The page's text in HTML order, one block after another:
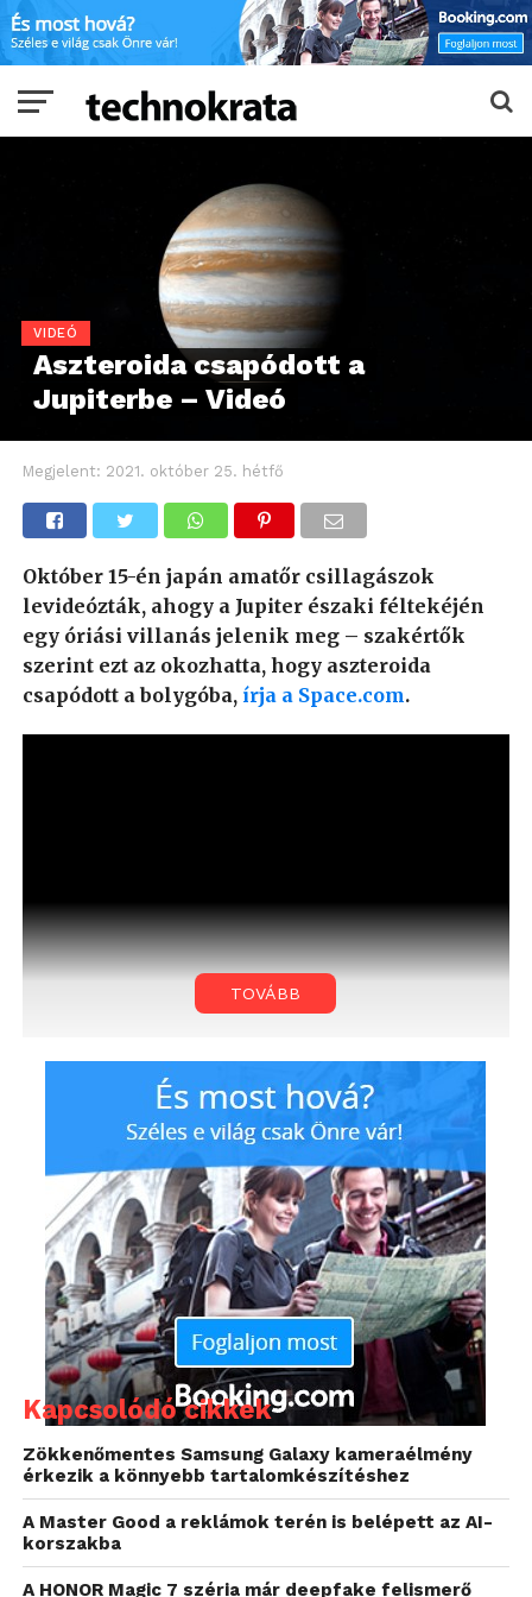
VIDEÓ
Aszteroida csapódott a
Jupiterbe – Videó
Megjelent: 2021. október 25. hétfő
Október 15-én japán amatőr csillagászok
levideózták, ahogy a Jupiter északi féltekéjén
egy óriási villanás jelenik meg – szakértők
szerint ezt az okozhatta, hogy aszteroida
csapódott a bolygóba, írja a Space.com.
TOVÁBB
Kapcsolódó cikkek
Zökkenőmentes Samsung Galaxy kameraélmény
érkezik a könnyebb tartalomkészítéshez
A Master Good a reklámok terén is belépett az AI-
korszakba
A HONOR Magic 7 széria már deepfake felismerő